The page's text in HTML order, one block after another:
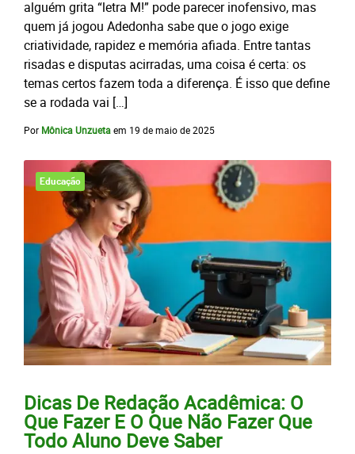
alguém grita “letra M!” pode parecer inofensivo, mas
quem já jogou Adedonha sabe que o jogo exige
criatividade, rapidez e memória afiada. Entre tantas
risadas e disputas acirradas, uma coisa é certa: os
temas certos fazem toda a diferença. É isso que define
se a rodada vai […]
Por Mônica Unzuetaem 19 de maio de 2025
Educação
Dicas De Redação Acadêmica: O
Que Fazer E O Que Não Fazer Que
Todo Aluno Deve Saber